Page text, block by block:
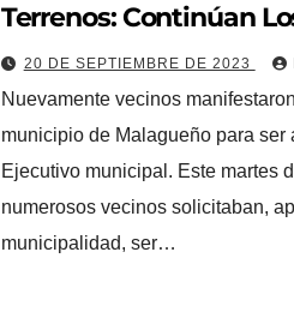
Terrenos: Continúan
20 DE SEPTIEMBRE DE 2023
Nuevamente vecinos
municipio de Malagueño para ser
Ejecutivo municipal. Este martes
numerosos vecinos solicitaban,
municipalidad, ser…